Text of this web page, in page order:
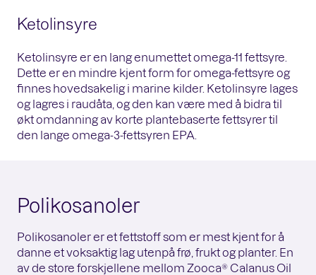
Ketolinsyre
Ketolinsyre er en lang enumettet omega-11 fettsyre.
Dette er en mindre kjent form for omega-fettsyre og
finnes hovedsakelig i marine kilder. Ketolinsyre lages
og lagres i raudåta, og den kan være med å bidra til
økt omdanning av korte plantebaserte fettsyrer til
den lange omega-3-fettsyren EPA.
Polikosanoler
Polikosanoler er et fettstoff som er mest kjent for å
danne et voksaktig lag utenpå frø, frukt og planter. En
av de store forskjellene mellom Zooca® Calanus Oil